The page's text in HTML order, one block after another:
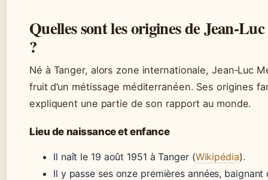
Quelles sont les origines de
?
Né à Tanger, alors zone internationale, Jean‑Luc
fruit d’un métissage méditerranéen. Ses origines
expliquent une partie de son rapport au monde.
Lieu de naissance et enfance
Il naît le 19 août 1951 à Tanger (Wikipédia).
Il y passe ses onze premières années, baignant